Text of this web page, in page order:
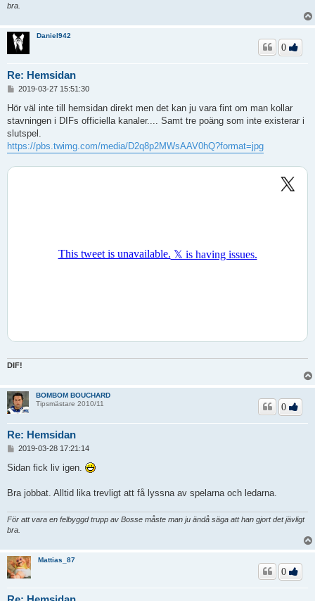
bra.
Daniel942
Re: Hemsidan
0
l
g
g
2019-03-27 15:51:30
Hör väl inte till hemsidan direkt men det kan ju vara fint om man kollar
stavningen i DIFs officiella kanaler.... Samt tre poäng som inte existerar i
slutspel.
https://pbs.twimg.com/media/D2q8p2MWsAAV0hQ?format=jpg
DIF!
BOMBOM BOUCHARD
Tipsmästare 2010/11
Re: Hemsidan
0
l
g
2019-03-28 17:21:14
Sidan fick liv igen.
Bra jobbat. Alltid lika trevligt att få lyssna av spelarna och ledarna.
För att vara en felbyggd trupp av Bosse måste man ju ändå säga att han gjort det jävligt
bra.
Mattias_87
0